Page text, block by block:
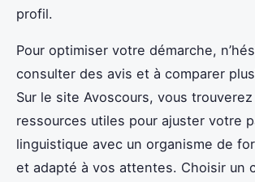
profil.
Pour optimiser votre démarche,
consulter des avis et à comparer
Sur le site Avoscours, vous
ressources utiles pour ajuster votre
linguistique avec un organisme de
et adapté à vos attentes. Choisir un